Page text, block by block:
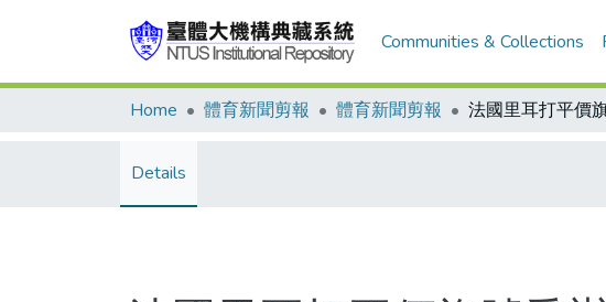
Communities & Collections
Home 體育新聞剪報 體育新聞剪報
Details